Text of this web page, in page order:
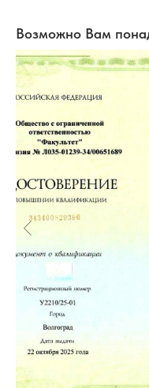
Возможно Вам